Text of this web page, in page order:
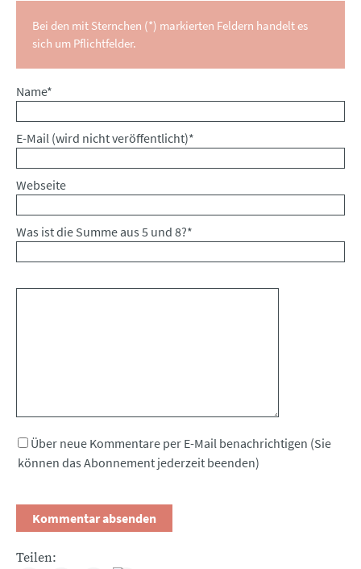
Bei den mit Sternchen (*) markierten Feldern handelt es
sich um Pflichtfelder.
Pflichtfeld
Name*
Pflichtfeld
E-Mail (wird nicht veröffentlicht)*
Webseite
Was ist die Summe aus 5 und 8?*
Über neue Kommentare per E-Mail benachrichtigen (Sie
können das Abonnement jederzeit beenden)
Teilen: